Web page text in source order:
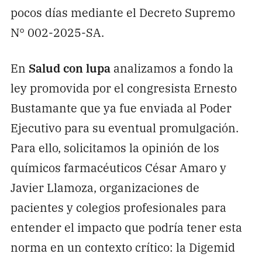
pocos días mediante el Decreto Supremo
N° 002-2025-SA.
En Salud con lupaanalizamos a fondo la
ley promovida por el congresista Ernesto
Bustamante que ya fue enviada al Poder
Ejecutivo para su eventual promulgación.
Para ello, solicitamos la opinión de los
químicos farmacéuticos César Amaro y
Javier Llamoza, organizaciones de
pacientes y colegios profesionales para
entender el impacto que podría tener esta
norma en un contexto crítico: la Digemid